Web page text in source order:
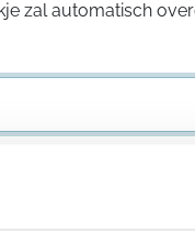
zal automatisch